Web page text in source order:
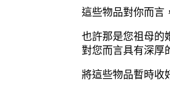
這些物品對你而言
也許那是您祖母的
對您而言具有深厚
將這些物品暫時收